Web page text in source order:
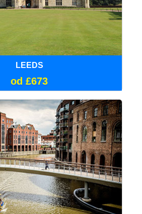
LEEDS
od £673